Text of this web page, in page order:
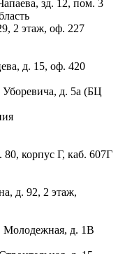
зд. 12, пом. 3
2 этаж, оф. 227
д. 15, оф. 420
д. 5а (БЦ
корпус Г, каб. 607Г
д. 92, 2 этаж,
Молодежная, д. 1В